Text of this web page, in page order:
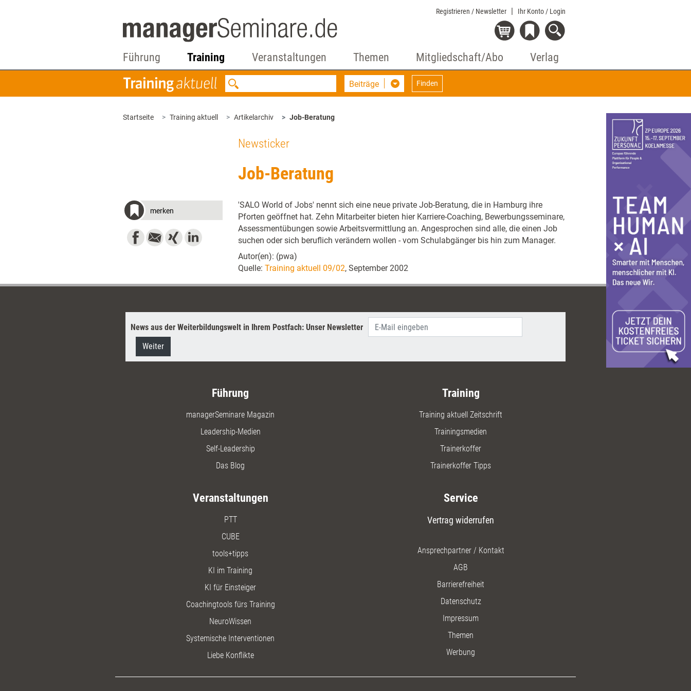
Registrieren / Newsletter Ihr Konto / Login
Führung Training Veranstaltungen Themen Mitgliedschaft/Abo Verlag
Beiträge Finden
Startseite Training aktuell Artikelarchiv Job-Beratung
Newsticker
Job-Beratung
merken
'SALO World of Jobs' nennt sich eine neue private Job-Beratung, die in Hamburg ihre
Pforten geöffnet hat. Zehn Mitarbeiter bieten hier Karriere-Coaching, Bewerbungsseminare,
Assessmentübungen sowie Arbeitsvermittlung an. Angesprochen sind alle, die einen Job
suchen oder sich beruflich verändern wollen - vom Schulabgänger bis hin zum Manager.
Autor(en): (pwa)
Quelle: Training aktuell 09/02, September 2002
News aus der Weiterbildungswelt in Ihrem Postfach: Unser Newsletter
Weiter
Führung
managerSeminare Magazin
Leadership-Medien
Self-Leadership
Das Blog
Training
Training aktuell Zeitschrift
Trainingsmedien
Trainerkoffer
Trainerkoffer Tipps
Veranstaltungen
PTT
CUBE
tools+tipps
KI im Training
KI für Einsteiger
Coachingtools fürs Training
NeuroWissen
Systemische Interventionen
Liebe Konflikte
Service
Vertrag widerrufen
Ansprechpartner / Kontakt
AGB
Barrierefreiheit
Datenschutz
Impressum
Themen
Werbung